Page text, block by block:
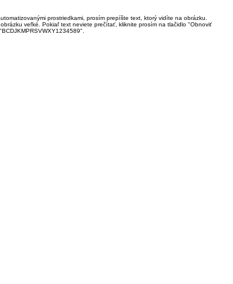
prostriedkami, prosím prepíšte text, ktorý vidíte na obrázku.
veľké. Pokiaľ text neviete prečítať, kliknite prosím na tlačidlo "Obnoviť